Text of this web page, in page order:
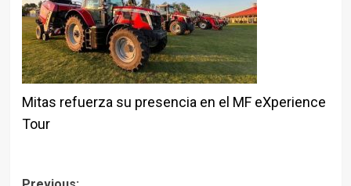
Mitas refuerza su presencia en el MF eXperience
Tour